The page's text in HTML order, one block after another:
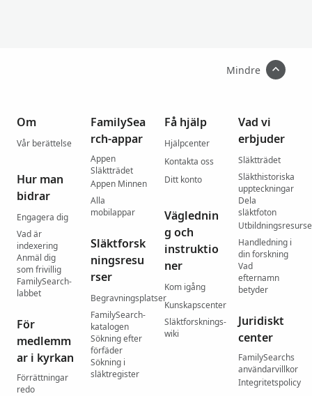
Mindre
Om
Vår berättelse
Hur man
bidrar
Engagera dig
Vad är
indexering
Anmäl dig
som frivillig
FamilySearch-
labbet
För
medlemm
ar i kyrkan
Förrättningar
redo
FamilySea
rch-appar
Appen
Släktträdet
Appen Minnen
Alla
mobilappar
Släktforsk
ningsresu
rser
Begravningsplatser
FamilySearch-
katalogen
Sökning efter
förfäder
Sökning i
släktregister
Få hjälp
Hjälpcenter
Kontakta oss
Ditt konto
Väglednin
g och
instruktio
ner
Kom igång
Kunskapscenter
Släktforsknings-
wiki
Vad vi
erbjuder
Släktträdet
Släkthistoriska
uppteckningar
Dela
släktfoton
Handledning i
din forskning
Vad
efternamn
betyder
Juridiskt
center
FamilySearchs
användarvillkor
Integritetspolicy